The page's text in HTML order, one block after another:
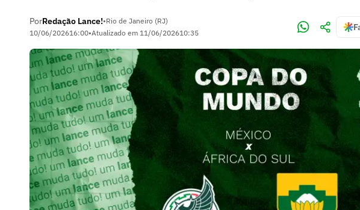
PorRedação Lance!•Rio de Janeiro (RJ)
10/06/202616:00•Atualizado em 11/06/202610:35